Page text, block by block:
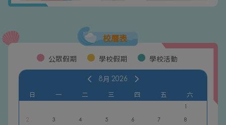
校曆表
公眾假期 學校假期
學校活動
8月 2026
日 一 二 三 四 五 六
1
2
3 4 5 6 7
8